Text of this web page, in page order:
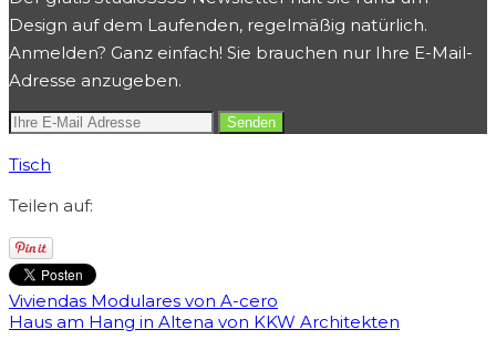
Design auf dem Laufenden, regelmäßig natürlich.
Anmelden? Ganz einfach! Sie brauchen nur Ihre E-Mail-
Adresse anzugeben.
Tisch
Teilen auf:
Viviendas Modulares von A-cero
Haus am Hang in Altena von KKW Architekten